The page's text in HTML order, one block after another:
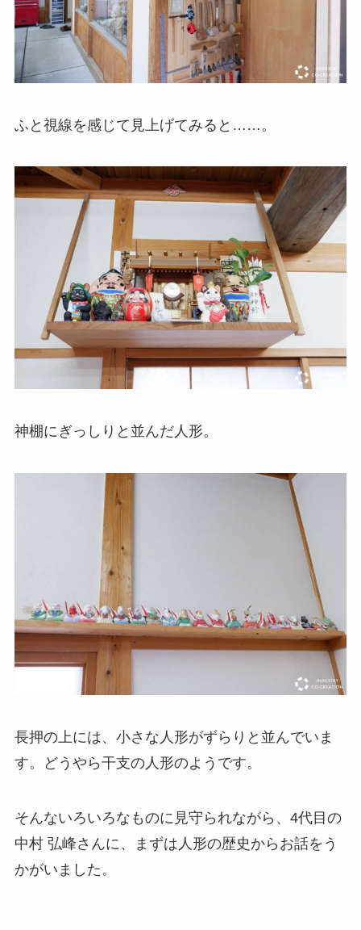
ふと視線を感じて見上げてみると……。
神棚にぎっしりと並んだ人形。
長押の上には、小さな人形がずらりと並んでいま
す。どうやら干支の人形のようです。
そんないろいろなものに見守られながら、4代目の
中村 弘峰さんに、まずは人形の歴史からお話をう
かがいました。